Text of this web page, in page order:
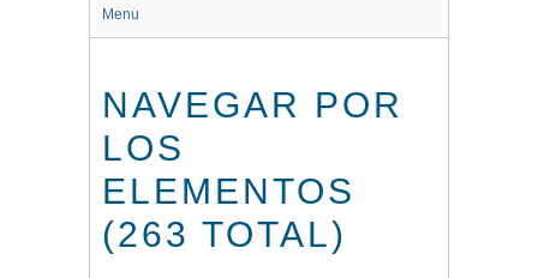
Menu
NAVEGAR POR
LOS
ELEMENTOS
(263 TOTAL)